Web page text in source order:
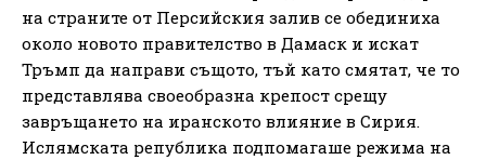
на страните от Персийския залив се обединиха
около новото правителство в Дамаск и искат
Тръмп да направи същото, тъй като смятат, че то
представлява своеобразна крепост срещу
завръщането на иранското влияние в Сирия.
Ислямската република подпомагаше режима на